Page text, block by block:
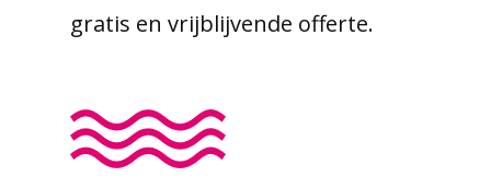
gratis en vrijblijvende offerte.